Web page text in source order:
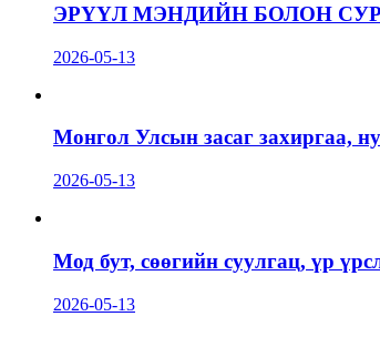
ЭРҮҮЛ МЭНДИЙН БОЛОН
2026-05-13
Монгол Улсын засаг захиргаа,
2026-05-13
Мод бут, сөөгийн суулгац, үр
2026-05-13